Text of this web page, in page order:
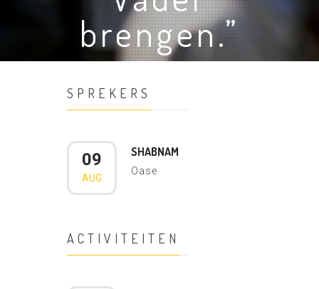
brengen.”
SPREKERS
09
AUG
SHABNAM
Oase
ACTIVITEITEN